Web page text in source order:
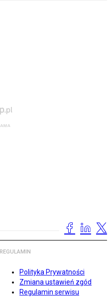
REGULAMIN
Polityka Prywatności
Zmiana ustawień zgód
Regulamin serwisu